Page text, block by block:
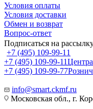
Условия оплаты
Условия доставки
Обмен и возврат
Вопрос-ответ
Подписаться на
+7 (495) 109-99-11
+7 (495) 109-99-11
+7 (495) 109-99-77
info@smart.ckmf.ru
Московская обл., г.